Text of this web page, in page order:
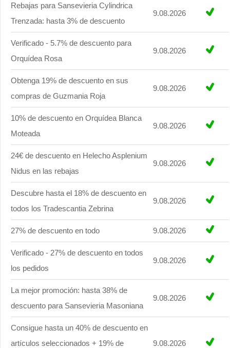
Rebajas para Sansevieria Cylindrica
Trenzada: hasta 3% de descuento
9.08.2026
Verificado - 5.7% de descuento para
Orquídea Rosa
9.08.2026
Obtenga 19% de descuento en sus
compras de Guzmania Roja
9.08.2026
10% de descuento en Orquídea Blanca
Moteada
9.08.2026
24€ de descuento en Helecho Asplenium
Nidus en las rebajas
9.08.2026
Descubre hasta el 18% de descuento en
todos los Tradescantia Zebrina
9.08.2026
27% de descuento en todo 9.08.2026
Verificado - 27% de descuento en todos
los pedidos
9.08.2026
La mejor promoción: hasta 38% de
descuento para Sansevieria Masoniana
9.08.2026
Consigue hasta un 40% de descuento en
artículos seleccionados + 19% de
9.08.2026